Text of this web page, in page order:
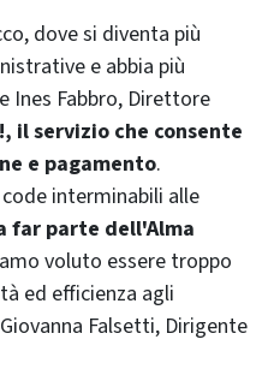
dove si diventa più
e abbia più
Ines Fabbro, Direttore
il servizio che consente
e pagamento.
interminabili alle
far parte dell'Alma
voluto essere troppo
ed efficienza agli
Falsetti, Dirigente